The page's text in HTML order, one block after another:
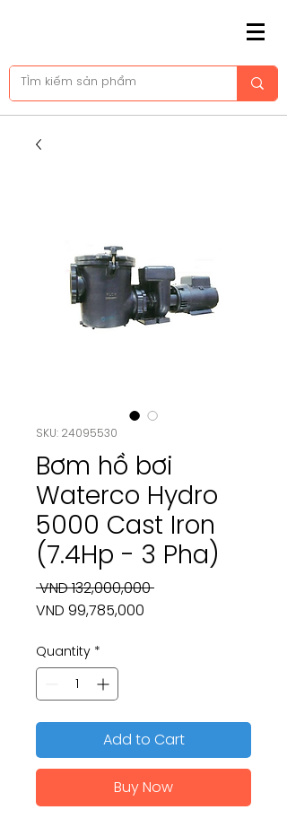
SKU: 24095530
Bơm hồ bơi
Waterco Hydro
5000 Cast Iron
(7.4Hp - 3 Pha)
VND 132,000,000 Regular
VND 99,785,000
Quantity *
Add to Cart
Buy Now